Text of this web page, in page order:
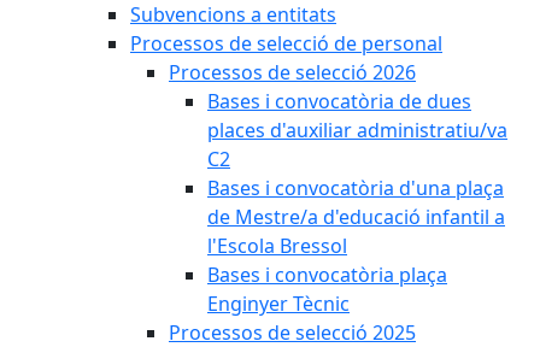
Subvencions a entitats
Processos de selecció de personal
Processos de selecció 2026
Bases i convocatòria de dues
places d'auxiliar administratiu/va
C2
Bases i convocatòria d'una plaça
de Mestre/a d'educació infantil a
l'Escola Bressol
Bases i convocatòria plaça
Enginyer Tècnic
Processos de selecció 2025